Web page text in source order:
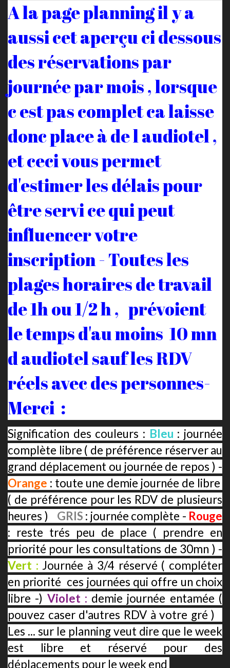
A la page planning il y a
aussi cet aperçu ci dessous
des réservations par
journée par mois , lorsque
c est pas complet ca laisse
donc place à de l audiotel ,
et ceci vous permet
d'estimer les délais pour
être servi ce qui peut
influencer votre
inscription - Toutes les
plages horaires de travail
de 1h ou 1/2 h , prévoient
le temps d'au moins 10 mn
d audiotel sauf les RDV
réels avec des personnes-
Merci :
Signification des couleurs : Bleu : journée
complète libre ( de préférence réserver au
grand déplacement ou journée de repos ) -
Orange : toute une demie journée de libre
( de préférence pour les RDV de plusieurs
heures )
GRIS : journée complète - Rouge
: reste trés peu de place ( prendre en
priorité pour les consultations de 30mn ) -
Vert : Journée à 3/4 réservé ( compléter
en priorité ces journées qui offre un choix
libre -) Violet : demie journée entamée (
pouvez caser d'autres RDV à votre gré )
Les ... sur le planning veut dire que le week
est libre et réservé pour des
déplacements pour le week end